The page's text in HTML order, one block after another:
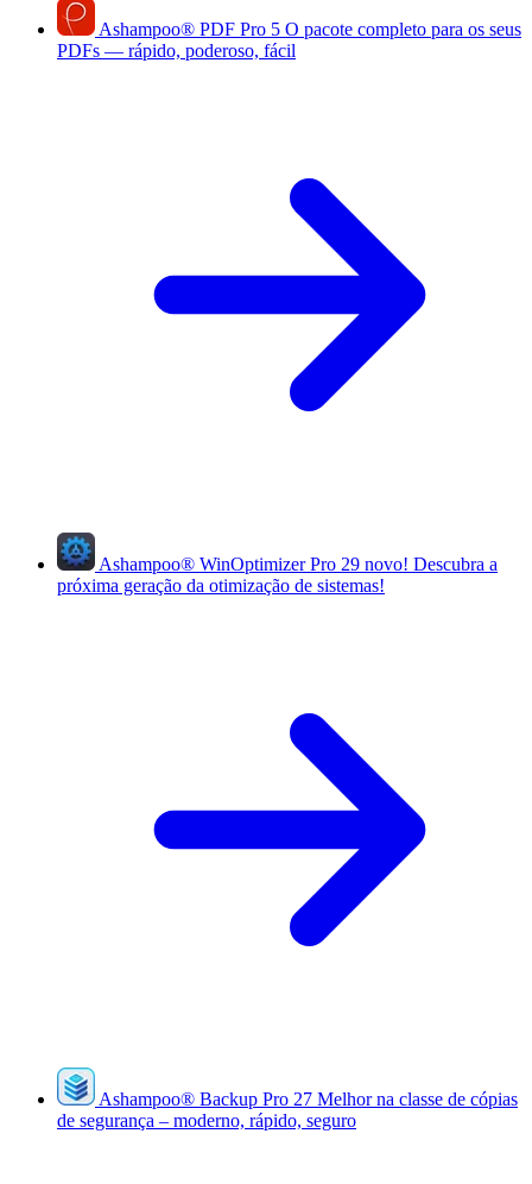
Ashampoo® PDF Pro 5 O pacote completo para os seus
PDFs — rápido, poderoso, fácil
Ashampoo® WinOptimizer Pro 29 novo! Descubra a
próxima geração da otimização de sistemas!
Ashampoo® Backup Pro 27 Melhor na classe de cópias
de segurança – moderno, rápido, seguro